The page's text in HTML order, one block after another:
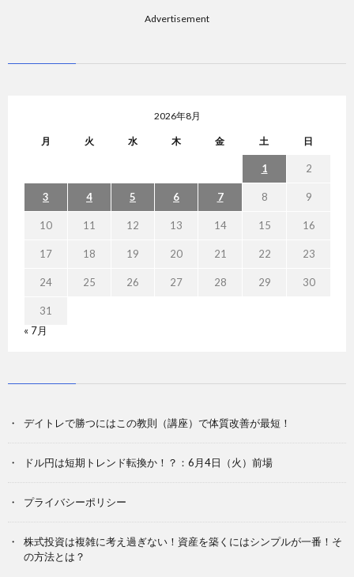
Advertisement
2026年8月
月 火 水 木 金 土 日
1 2
3 4 5 6 7 8 9
10 11 12 13 14 15 16
17 18 19 20 21 22 23
24 25 26 27 28 29 30
31
« 7月
デイトレで勝つにはこの教則（講座）で体質改善が最短！
ドル円は短期トレンド転換か！？：6月4日（火）前場
プライバシーポリシー
株式投資は複雑に考え過ぎない！資産を築くにはシンプルが一番！そ
の方法とは？